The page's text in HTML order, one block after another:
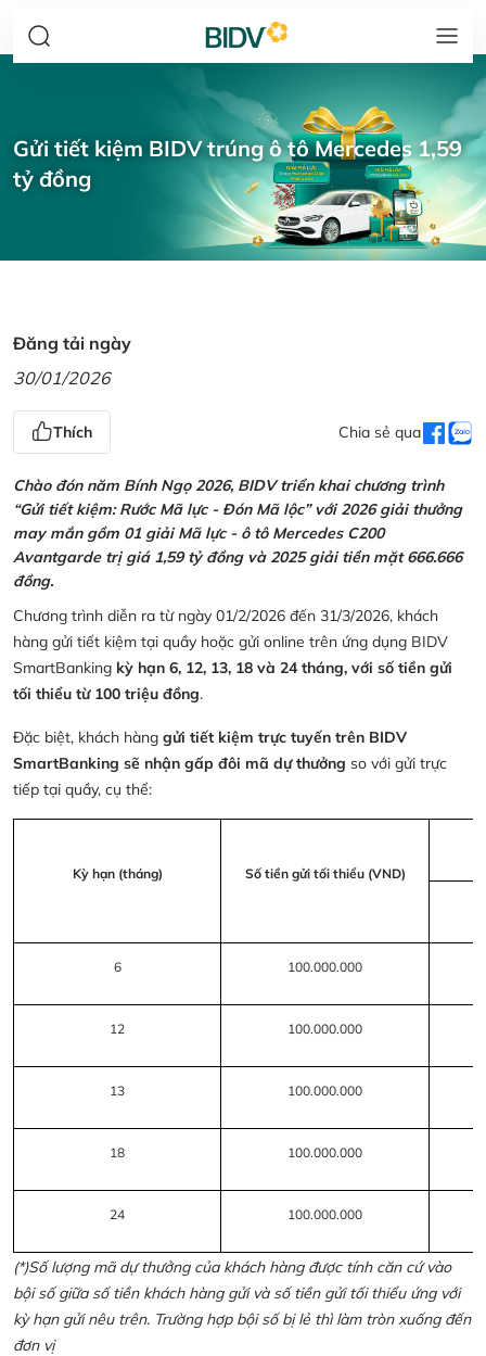
Gửi tiết kiệm BIDV trúng ô tô Mercedes 1,59
tỷ đồng
Đăng tải ngày
30/01/2026
Thích Chia sẻ qua
Chào đón năm Bính Ngọ 2026, BIDV triển khai chương trình
“Gửi tiết kiệm: Rước Mã lực - Đón Mã lộc” với 2026 giải thưởng
may mắn gồm 01 giải Mã lực - ô tô Mercedes C200
Avantgarde trị giá 1,59 tỷ đồng và 2025 giải tiền mặt 666.666
đồng.
Chương trình diễn ra từ ngày 01/2/2026 đến 31/3/2026, khách
hàng gửi tiết kiệm tại quầy hoặc gửi online trên ứng dụng BIDV
SmartBanking kỳ hạn 6, 12, 13, 18 và 24 tháng, với số tiền gửi
tối thiểu từ 100 triệu đồng.
Đặc biệt, khách hàng gửi tiết kiệm trực tuyến trên BIDV
SmartBanking sẽ nhận gấp đôi mã dự thưởng so với gửi trực
tiếp tại quầy, cụ thể:
Kỳ hạn (tháng) Số tiền gửi tối thiểu (VND)
6 100.000.000
12 100.000.000
13 100.000.000
18 100.000.000
24 100.000.000
(*)Số lượng mã dự thưởng của khách hàng được tính căn cứ vào
bội số giữa số tiền khách hàng gửi và số tiền gửi tối thiểu ứng với
kỳ hạn gửi nêu trên. Trường hợp bội số bị lẻ thì làm tròn xuống đến
đơn vị